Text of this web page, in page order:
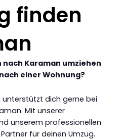
finden
nach Karaman umziehen
einer Wohnung?
unterstützt dich gerne bei
Mit unserer
unserem professionellen
für deinen Umzug.